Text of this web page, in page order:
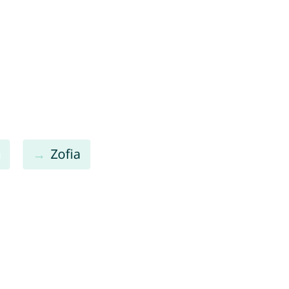
Zofia